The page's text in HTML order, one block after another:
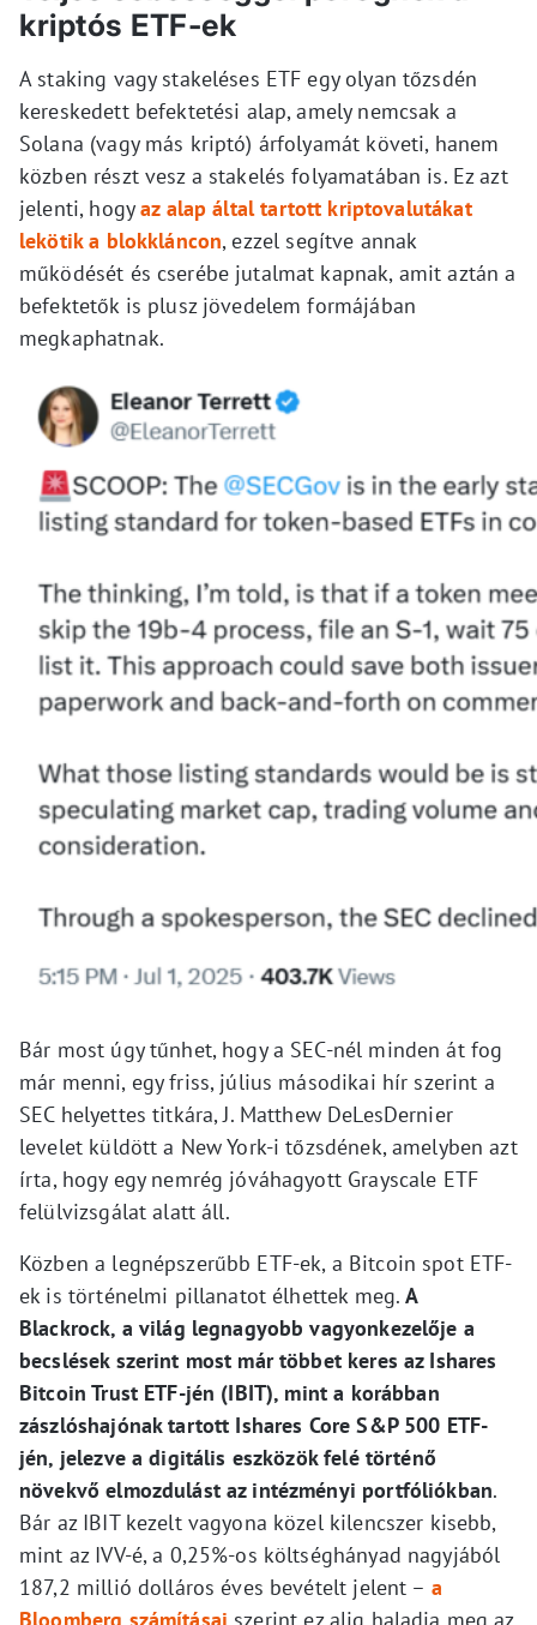
kriptós ETF-ek
A staking vagy stakeléses ETF egy olyan tőzsdén
kereskedett befektetési alap, amely nemcsak a
Solana (vagy más kriptó) árfolyamát követi, hanem
közben részt vesz a stakelés folyamatában is. Ez azt
jelenti, hogyaz alap által tartott kriptovalutákat
lekötik a blokkláncon, ezzel segítve annak
működését és cserébe jutalmat kapnak, amit aztán a
befektetők is plusz jövedelem formájában
megkaphatnak.
Bár most úgy tűnhet, hogy a SEC-nél minden át fog
már menni, egy friss, július másodikai hír szerint a
SEC helyettes titkára, J. Matthew DeLesDernier
levelet küldött a New York-i tőzsdének, amelyben azt
írta, hogy egy nemrég jóváhagyott Grayscale ETF
felülvizsgálat alatt áll.
Közben a legnépszerűbb ETF-ek, a Bitcoin spot ETF-
ek is történelmi pillanatot élhettek meg.A
Blackrock, a világ legnagyobb vagyonkezelője a
becslések szerint most már többet keres az Ishares
Bitcoin Trust ETF-jén (IBIT), mint a korábban
zászlóshajónak tartott Ishares Core S&P 500 ETF-
jén, jelezve a digitális eszközök felé történő
növekvő elmozdulást az intézményi portfóliókban.
Bár az IBIT kezelt vagyona közel kilencszer kisebb,
mint az IVV-é, a 0,25%-os költséghányad nagyjából
187,2 millió dolláros éves bevételt jelent – a